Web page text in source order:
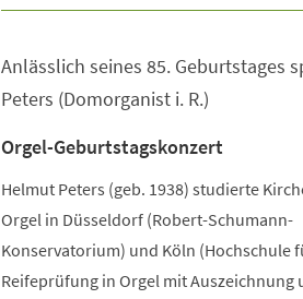
Anlässlich seines 85. Geburtstages
Peters (Domorganist i. R.)
Orgel-Geburtstagskonzert
Helmut Peters (geb. 1938) studierte
Orgel in Düsseldorf (Robert-Schumann-
Konservatorium) und Köln (Hochschule
Reifeprüfung in Orgel mit Auszeichnung